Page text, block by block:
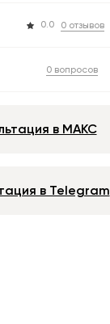
0.0 0 отзывов
0 вопросов
в МАКС
в Telegram